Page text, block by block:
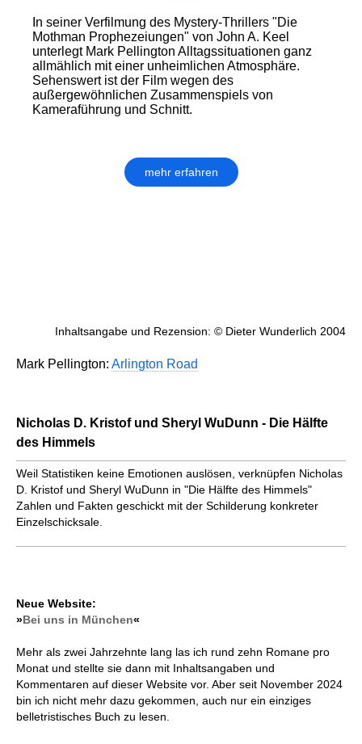
In seiner Verfilmung des Mystery-Thrillers "Die
Mothman Prophezeiungen" von John A. Keel
unterlegt Mark Pellington Alltagssituationen ganz
allmählich mit einer unheimlichen Atmosphäre.
Sehenswert ist der Film wegen des
außergewöhnlichen Zusammenspiels von
Kameraführung und Schnitt.
mehr erfahren
Inhaltsangabe und Rezension: © Dieter Wunderlich 2004
Mark Pellington: Arlington Road
Nicholas D. Kristof und Sheryl WuDunn - Die Hälfte
des Himmels
Weil Statistiken keine Emotionen auslösen, verknüpfen Nicholas
D. Kristof und Sheryl WuDunn in "Die Hälfte des Himmels"
Zahlen und Fakten geschickt mit der Schilderung konkreter
Einzelschicksale.
Neue Website:
»Bei uns in München«
Mehr als zwei Jahrzehnte lang las ich rund zehn Romane pro
Monat und stellte sie dann mit Inhaltsangaben und
Kommentaren auf dieser Website vor. Aber seit November 2024
bin ich nicht mehr dazu gekommen, auch nur ein einziges
belletristisches Buch zu lesen.